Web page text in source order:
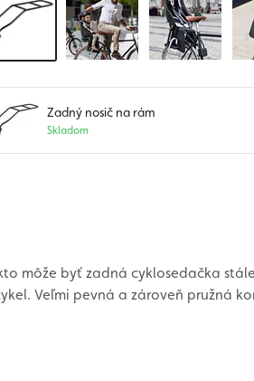
Zadný nosič na rám
Skladom
môže byť zadná cyklosedačka
Veľmi pevná a zároveň pružná